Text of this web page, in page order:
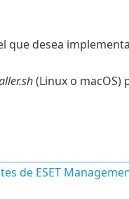
desea
(Linux o macOS)
de ESET